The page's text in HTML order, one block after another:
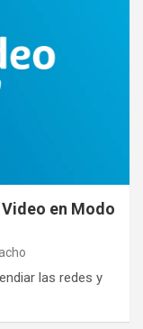
en Modo
las redes y